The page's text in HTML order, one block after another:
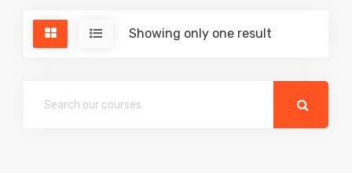
Showing only one result